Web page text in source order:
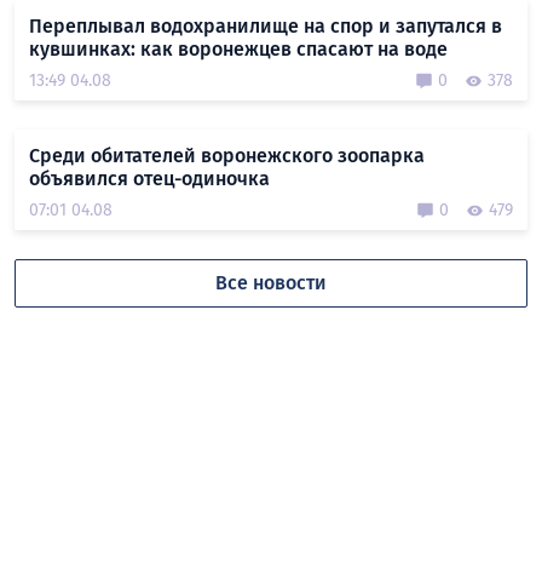
Переплывал водохранилище на спор и запутался в
кувшинках: как воронежцев спасают на воде
13:49 04.08 0 378
Среди обитателей воронежского зоопарка
объявился отец-одиночка
07:01 04.08 0 479
Все новости